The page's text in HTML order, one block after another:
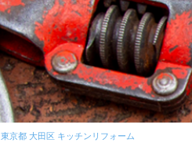
東京都 大田区 キッチンリフォーム